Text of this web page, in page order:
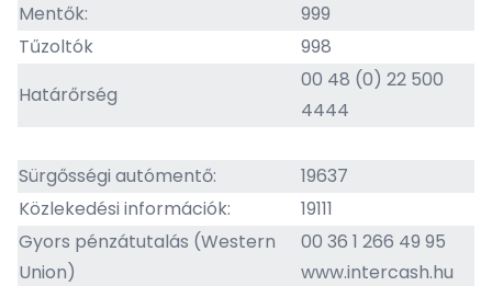
Mentők:
999
Tűzoltók
998
Határőrség
00 48 (0) 22 500
4444
Sürgősségi autómentő:
19637
Közlekedési információk:
19111
Gyors pénzátutalás (Western
Union)
00 36 1 266 49 95
www.intercash.hu